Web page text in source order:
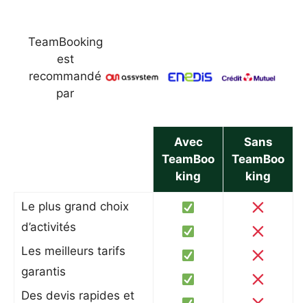
TeamBooking
est
recommandé
par
Avec
TeamBoo
king
Sans
TeamBoo
king
Le plus grand choix
d’activités
Les meilleurs tarifs
garantis
Des devis rapides et